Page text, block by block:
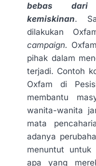
bebas dari
kemiskinan.
dilakukan
campaign.
pihak dalam
terjadi. Contoh
Oxfam di
membantu
wanita-wanita
mata
adanya
menuntut untuk
apa yang